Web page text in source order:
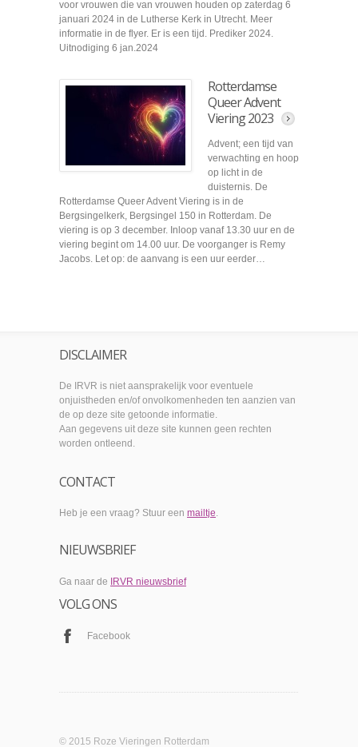
voor vrouwen die van vrouwen houden op zaterdag 6
januari 2024 in de Lutherse Kerk in Utrecht. Meer
informatie in de flyer. Er is een tijd. Prediker 2024.
Uitnodiging 6 jan.2024
Rotterdamse
Queer Advent
Viering 2023
Advent; een tijd van
verwachting en hoop
op licht in de
duisternis. De
Rotterdamse Queer Advent Viering is in de
Bergsingelkerk, Bergsingel 150 in Rotterdam. De
viering is op 3 december. Inloop vanaf 13.30 uur en de
viering begint om 14.00 uur. De voorganger is Remy
Jacobs. Let op: de aanvang is een uur eerder…
DISCLAIMER
De IRVR is niet aansprakelijk voor eventuele
onjuistheden en/of onvolkomenheden ten aanzien van
de op deze site getoonde informatie.
Aan gegevens uit deze site kunnen geen rechten
worden ontleend.
CONTACT
Heb je een vraag? Stuur een mailtje.
NIEUWSBRIEF
Ga naar de IRVR nieuwsbrief
VOLG ONS
Facebook
© 2015 Roze Vieringen Rotterdam